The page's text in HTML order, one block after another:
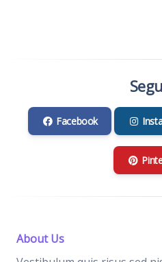
Facebook
About Us